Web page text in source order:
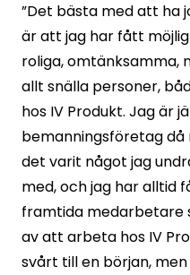
”Det bästa med att ha
är att jag har fått
roliga, omtänksamma,
allt snälla personer,
hos IV Produkt. Jag är
bemanningsföretag
det varit något jag
med, och jag har alltid
framtida medarbetare
av att arbeta hos IV
svårt till en början,